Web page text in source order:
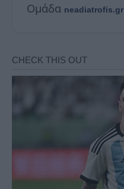
Ομάδα neadiatrofis.gr